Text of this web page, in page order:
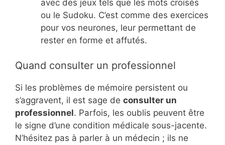
avec des jeux tels que les mots croisés
ou le Sudoku. C’est comme des exercices
pour vos neurones, leur permettant de
rester en forme et affutés.
Quand consulter un professionnel
Si les problèmes de mémoire persistent ou
s’aggravent, il est sage de consulter un
professionnel. Parfois, les oublis peuvent être
le signe d’une condition médicale sous-jacente.
N’hésitez pas à parler à un médecin ; ils ne